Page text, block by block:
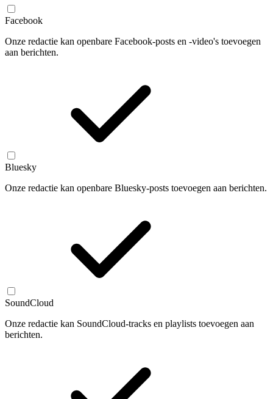
Facebook
Onze redactie kan openbare Facebook-posts en -video's toevoegen
aan berichten.
Bluesky
Onze redactie kan openbare Bluesky-posts toevoegen aan berichten.
SoundCloud
Onze redactie kan SoundCloud-tracks en playlists toevoegen aan
berichten.